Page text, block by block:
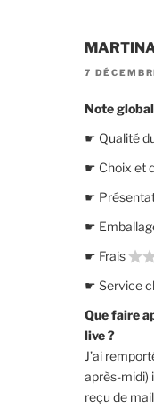
7
Note
☛ Qualité
☛ Choix et
☛
☛
☛ Frais
☛ Service
Que faire
live ?
J’ai
après-midi)
reçu de